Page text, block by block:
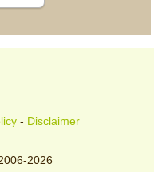
- Disclaimer
2026